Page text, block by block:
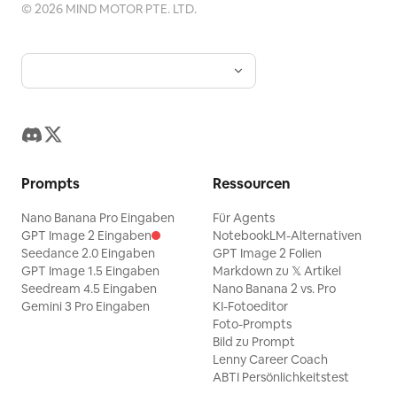
©2026 MIND MOTOR PTE. LTD.
Prompts
Nano Banana Pro Eingaben
GPT Image 2 Eingaben
Seedance 2.0 Eingaben
GPT Image 1.5 Eingaben
Seedream 4.5 Eingaben
Gemini 3 Pro Eingaben
Ressourcen
Für Agents
NotebookLM-Alternativen
GPT Image 2 Folien
Markdown zu 𝕏 Artikel
Nano Banana 2 vs. Pro
KI-Fotoeditor
Foto-Prompts
Bild zu Prompt
Lenny Career Coach
ABTI Persönlichkeitstest